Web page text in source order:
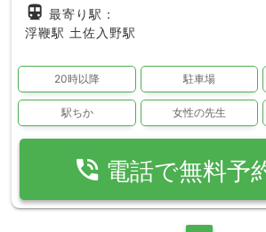
directions_subway 最寄り駅：
浮鞭駅 土佐入野駅
20時以降 駐車場
駅ちか 女性の先生
phone_in_talk 電話で無料予